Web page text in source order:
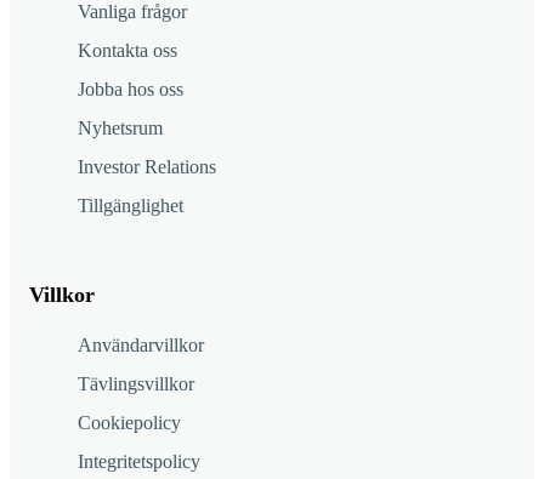
Vanliga frågor
Kontakta oss
Jobba hos oss
Nyhetsrum
Investor Relations
Tillgänglighet
Villkor
Användarvillkor
Tävlingsvillkor
Cookiepolicy
Integritetspolicy